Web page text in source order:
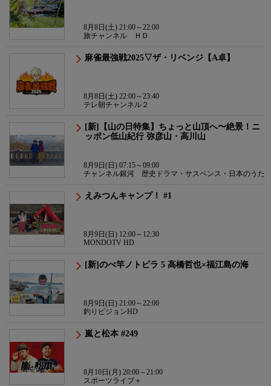
8月8日(土) 21:00～22:00
旅チャンネル ＨＤ
麻雀最強戦2025▽ザ・リベンジ【A卓】
8月8日(土) 22:00～23:40
テレ朝チャンネル２
[新]【山の日特集】ちょっと山頂へ〜絶景！ニ
ッポン低山紀行 弥彦山・高川山
8月9日(日) 07:15～09:00
チャンネル銀河 歴史ドラマ・サスペンス・日本のうた
えみつんキャンプ！ #1
8月9日(日) 12:00～12:30
MONDOTV HD
[新]のべ竿ノトビラ 5 高橋哲也×福江島の海
8月9日(日) 21:00～22:00
釣りビジョンHD
嵐と松本 #249
8月10日(月) 20:00～21:00
スポーツライブ＋